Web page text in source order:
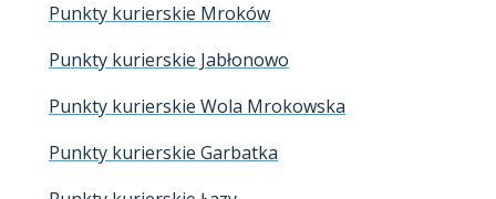
Punkty kurierskie Mroków
Punkty kurierskie Jabłonowo
Punkty kurierskie Wola Mrokowska
Punkty kurierskie Garbatka